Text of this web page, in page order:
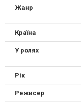
Жанр
Країна
У ролях
Рік
Режисер